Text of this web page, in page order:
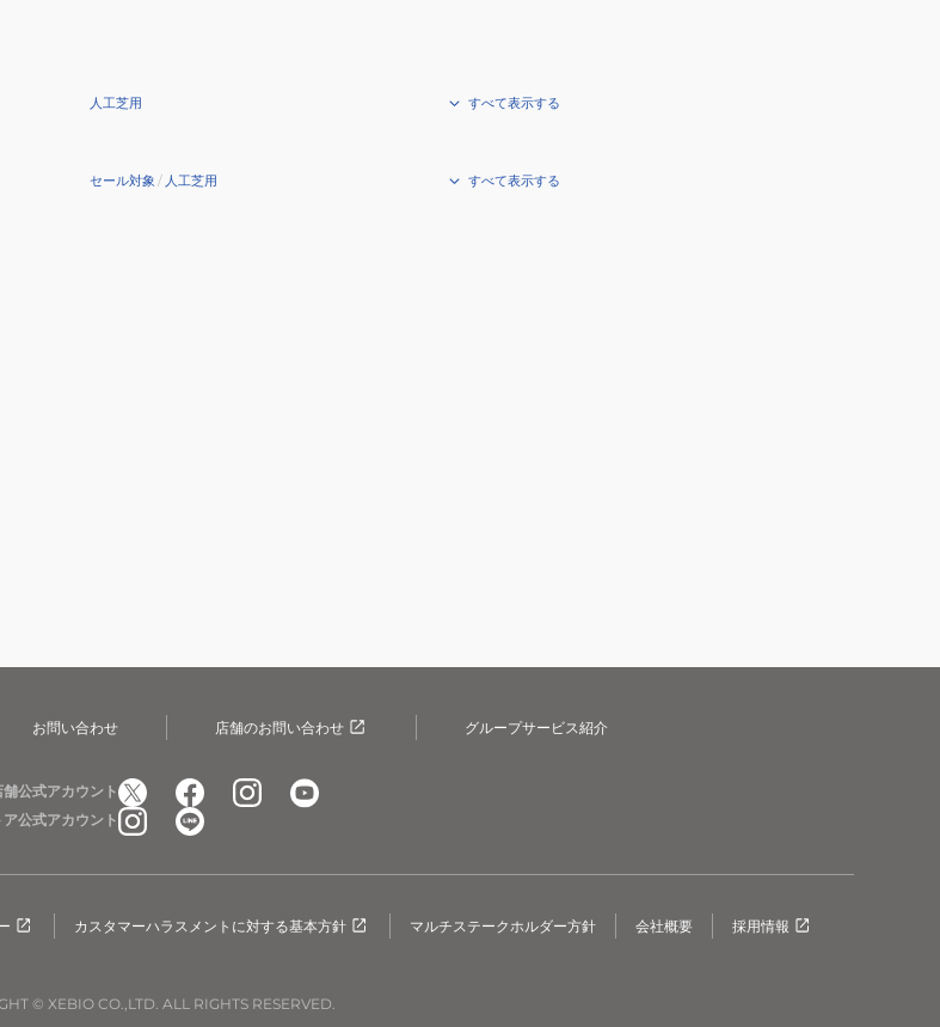
人工芝用 すべて表示する
セール対象 / 人工芝用 すべて表示する
お問い合わせ 店舗のお問い合わせ グループサービス紹介
舗公式アカウント
公式アカウント
カスタマーハラスメントに対する基本方針 マルチステークホルダー方針 会社概要 採用情報
© XEBIO CO.,LTD. ALL RIGHTS RESERVED.